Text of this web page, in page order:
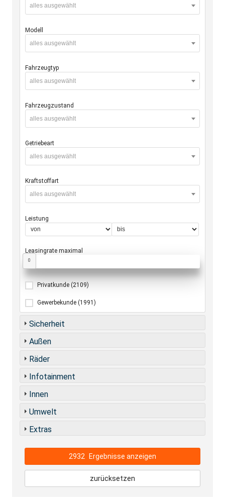
alles ausgewählt
Modell
alles ausgewählt
Fahrzeugtyp
alles ausgewählt
Fahrzeugzustand
alles ausgewählt
Getriebeart
alles ausgewählt
Kraftstoffart
alles ausgewählt
Leistung
Leasingrate maximal
0
Privatkunde (2109)
Gewerbekunde (1991)
Sicherheit
Außen
Räder
Infotainment
Innen
Umwelt
Extras
2932 Ergebnisse anzeigen
zurücksetzen